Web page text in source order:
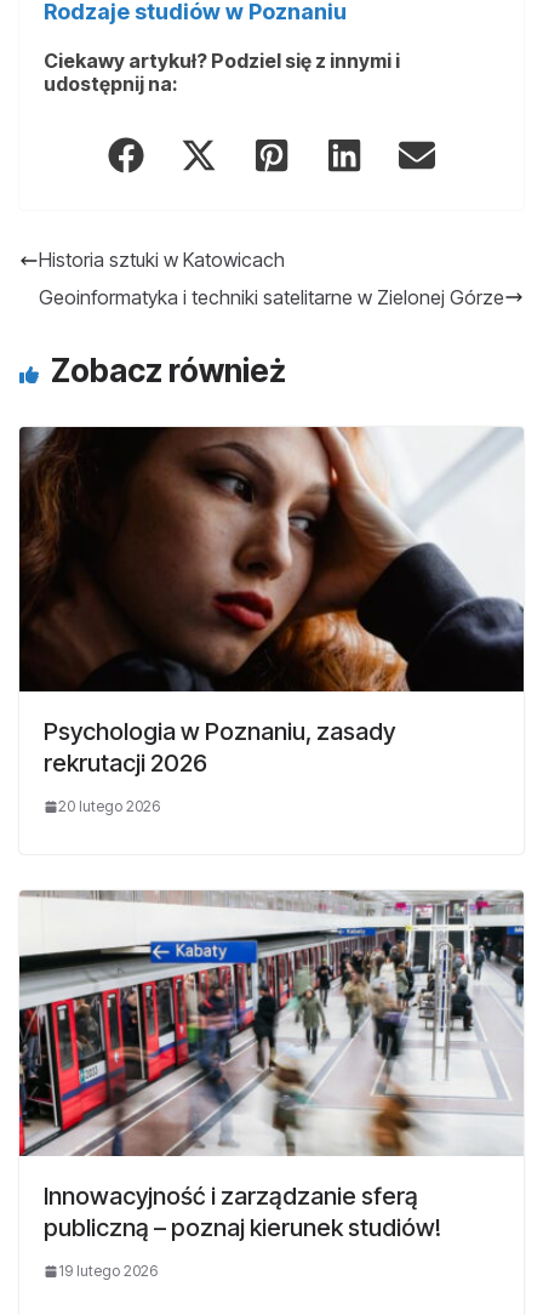
Rodzaje studiów w Poznaniu
Ciekawy artykuł? Podziel się z innymi i
udostępnij na:
Historia sztuki w Katowicach
Geoinformatyka i techniki satelitarne w Zielonej Górze
Zobacz również
Psychologia w Poznaniu, zasady
rekrutacji 2026
20 lutego 2026
Innowacyjność i zarządzanie sferą
publiczną – poznaj kierunek studiów!
19 lutego 2026